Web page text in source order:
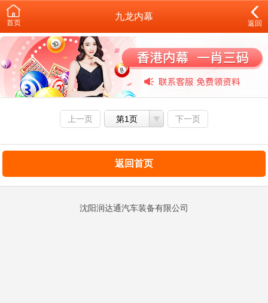
首页
九龙内幕
返回
上一页 第1页 下一页
返回首页
沈阳润达通汽车装备有限公司